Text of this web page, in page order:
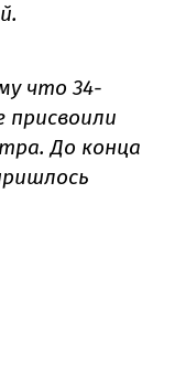
что 34-
До конца